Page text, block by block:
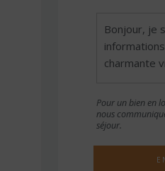
Pour un bien en
nous
séjour.